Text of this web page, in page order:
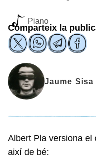
Piano
Comparteix la
Jaume Sisa
Albert Pla versiona el
així de bé: